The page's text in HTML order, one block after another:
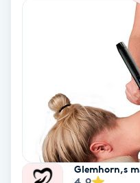
Klippning
Klippning & Slingor
Glemhorn,s